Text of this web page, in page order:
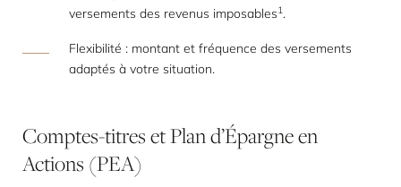
versements des revenus imposables1 .
Flexibilité : montant et fréquence des versements
adaptés à votre situation.
Comptes-titresetPland’Épargneen
Actions (PEA)